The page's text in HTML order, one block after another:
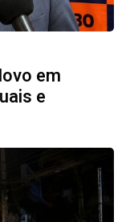
em
e